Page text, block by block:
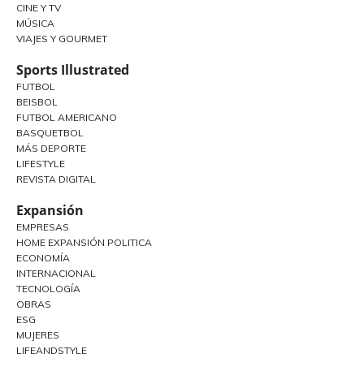
CINE Y TV
MÚSICA
VIAJES Y GOURMET
Sports Illustrated
FUTBOL
BEISBOL
FUTBOL AMERICANO
BASQUETBOL
MÁS DEPORTE
LIFESTYLE
REVISTA DIGITAL
Expansión
EMPRESAS
HOME EXPANSIÓN POLITICA
ECONOMÍA
INTERNACIONAL
TECNOLOGÍA
OBRAS
ESG
MUJERES
LIFEANDSTYLE